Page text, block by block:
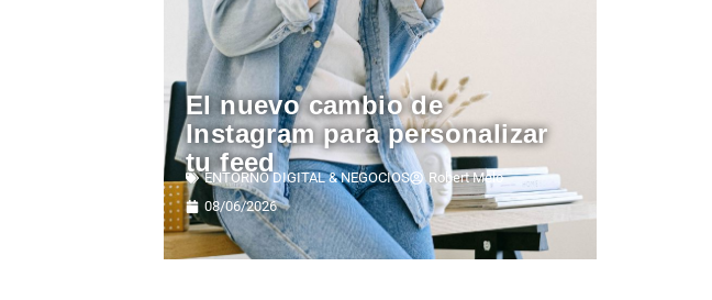
El nuevo cambio de
Instagram para personalizar
tu feed
ENTORNO DIGITAL & NEGOCIOS
Robert Melo
08/06/2026